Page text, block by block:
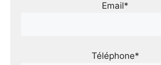
Email*
Téléphone*